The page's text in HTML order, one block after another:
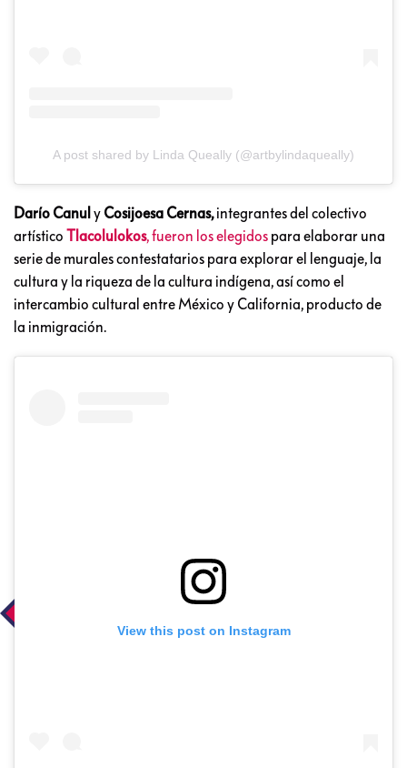
A post shared by Linda Queally (@artbylindaqueally)
Darío Canul y Cosijoesa Cernas,integrantes del colectivo
artístico Tlacolulokos, fueron los elegidos para elaborar una
serie de murales contestatarios para explorar el lenguaje, la
cultura y la riqueza de la cultura indígena, así como el
intercambio cultural entre México y California, producto de
la inmigración.
View this post on Instagram